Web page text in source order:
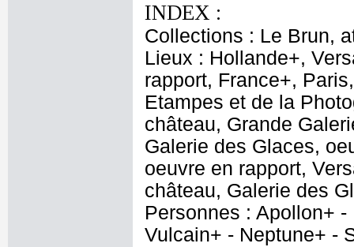
INDEX :
Collections : Le Brun,
Lieux : Hollande+,
rapport, France+,
Etampes et de la
château, Grande
Galerie des Glaces,
oeuvre en rapport,
château, Galerie des
Personnes : Apollon+
Vulcain+ - Neptune+ -